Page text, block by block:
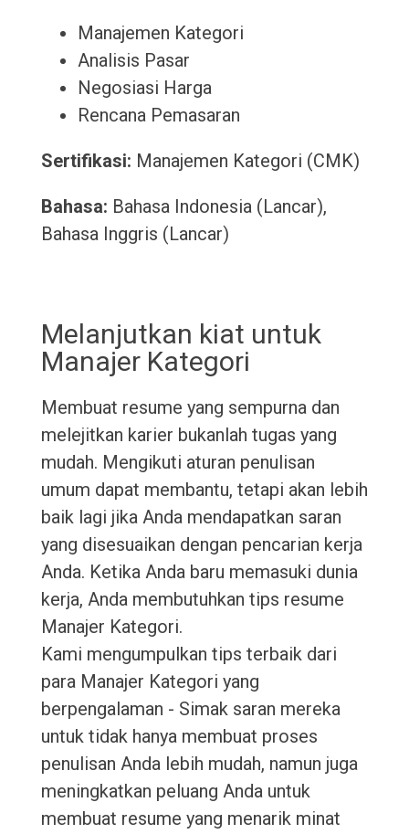
Manajemen Kategori
Analisis Pasar
Negosiasi Harga
Rencana Pemasaran
Sertifikasi: Manajemen Kategori (CMK)
Bahasa: Bahasa Indonesia (Lancar),
Bahasa Inggris (Lancar)
Melanjutkan kiat untuk
Manajer Kategori
Membuat resume yang sempurna dan
melejitkan karier bukanlah tugas yang
mudah. Mengikuti aturan penulisan
umum dapat membantu, tetapi akan lebih
baik lagi jika Anda mendapatkan saran
yang disesuaikan dengan pencarian kerja
Anda. Ketika Anda baru memasuki dunia
kerja, Anda membutuhkan tips resume
Manajer Kategori.
Kami mengumpulkan tips terbaik dari
para Manajer Kategori yang
berpengalaman - Simak saran mereka
untuk tidak hanya membuat proses
penulisan Anda lebih mudah, namun juga
meningkatkan peluang Anda untuk
membuat resume yang menarik minat